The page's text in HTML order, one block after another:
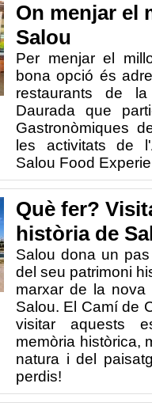
On menjar el
Salou
Per menjar el
bona opció és
restaurants de
Daurada que
Gastronòmiques
les activitats de
Salou Food
Què fer?
història de
Salou dona un
del seu patrimoni
marxar de la
Salou. El Camí de
visitar aquests
memòria històrica,
natura i del
perdis!